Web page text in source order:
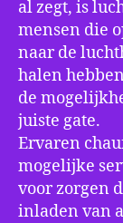
al zegt, is
mensen die
naar de
halen
de
juiste gate.
Ervaren
mogelijke
voor zorgen
inladen van